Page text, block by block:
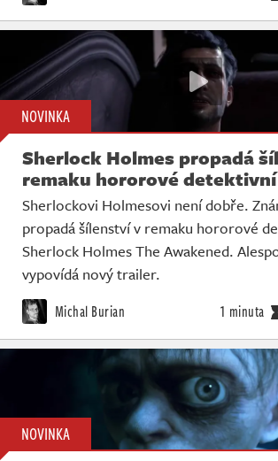
NOVINKA
Sherlock Holmes propadá
remaku hororové
Sherlockovi Holmesovi není dobře.
propadá šílenství v remaku hororové
Sherlock Holmes The Awakened.
vypovídá nový trailer.
Michal Burian 1 minuta
NOVINKA